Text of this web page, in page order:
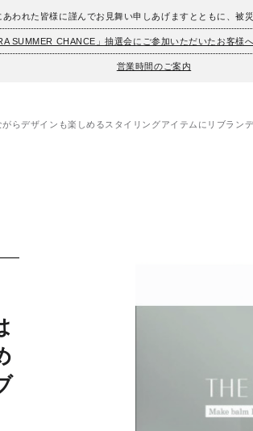
われた皆様に謹んでお見舞い申しあげますとともに、被
SUMMER CHANCE」抽選会にご参加いただいたお客様
営業時間のご案内
らデザインも楽しめるスタイリングアイテムにリブラ